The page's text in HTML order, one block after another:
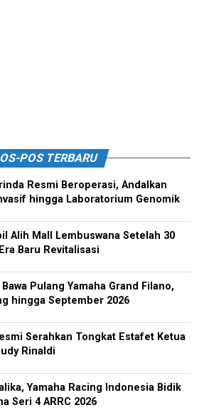
POS TERBARU
Resmi Beroperasi, Andalkan
hingga Laboratorium Genomik
Alih Mall Lembuswana Setelah 30
Baru Revitalisasi
Pulang Yamaha Grand Filano,
hingga September 2026
Serahkan Tongkat Estafet Ketua
Rinaldi
Yamaha Racing Indonesia Bidik
Seri 4 ARRC 2026